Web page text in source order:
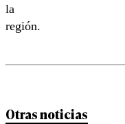
la
región.
Otras noticias